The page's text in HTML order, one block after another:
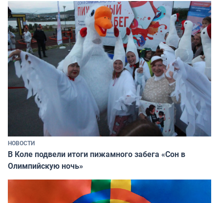
НОВОСТИ
В Коле подвели итоги пижамного забега «Сон в
Олимпийскую ночь»